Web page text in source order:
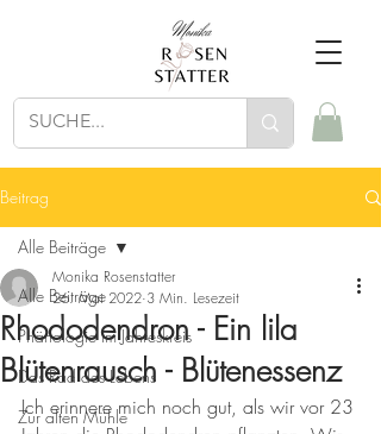
Beitrag
Alle Beiträge
Phänologie im Jahreskreis
Das Rad des Lebens
Zur alten Mühle
Alle Beiträge
Rhododendron - Ein lila
Blütenrausch - Blütenessenz
Monika Rosenstatter
26. Mai 2022 3 Min. Lesezeit
Ich erinnere mich noch gut, als wir vor 23